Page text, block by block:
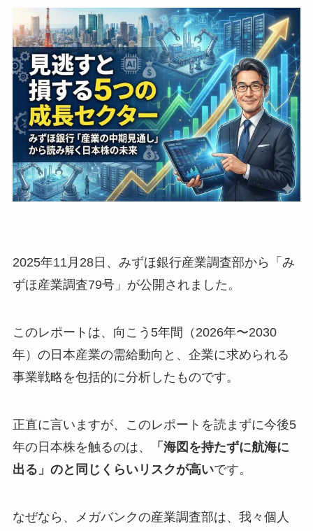
2025年11月28日、みずほ銀行産業調査部から「み
ずほ産業調査79号」が公開されました。
このレポートは、向こう5年間（2026年〜2030
年）の日本産業の需給動向と、企業に求められる
事業戦略を包括的に分析したものです。
正直に言いますが、このレポートを読まずに今後5
年の日本株を触るのは、
「海図を持たずに航海に
出る」のと同じくらいリスクが高いです。
なぜなら、メガバンクの産業調査部は、我々個人